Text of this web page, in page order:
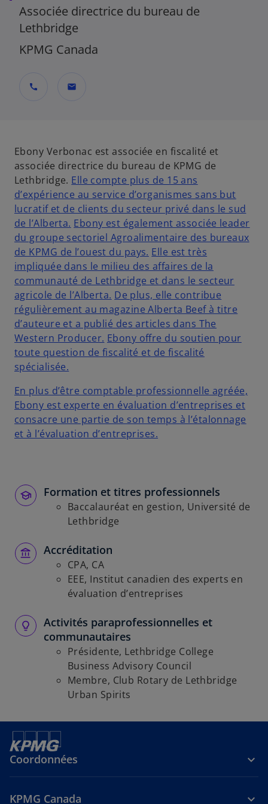
Associée directrice du bureau de
Lethbridge
KPMG Canada
call mail
Ebony Verbonac est associée en fiscalité et
associée directrice du bureau de KPMG de
Lethbridge. Elle compte plus de 15 ans
d’expérience au service d’organismes sans but
lucratif et de clients du secteur privé dans le sud
de l’Alberta. Ebony est également associée leader
du groupe sectoriel Agroalimentaire des bureaux
de KPMG de l’ouest du pays. Elle est très
impliquée dans le milieu des affaires de la
communauté de Lethbridge et dans le secteur
agricole de l’Alberta. De plus, elle contribue
régulièrement au magazine Alberta Beef à titre
d’auteure et a publié des articles dans The
Western Producer. Ebony offre du soutien pour
toute question de fiscalité et de fiscalité
spécialisée.
En plus d’être comptable professionnelle agréée,
Ebony est experte en évaluation d’entreprises et
consacre une partie de son temps à l’étalonnage
et à l’évaluation d’entreprises.
Formation et titres professionnels
Baccalauréat en gestion, Université de
Lethbridge
Accréditation
CPA, CA
EEE, Institut canadien des experts en
évaluation d’entreprises
Activités paraprofessionnelles et
communautaires
Présidente, Lethbridge College
Business Advisory Council
Membre, Club Rotary de Lethbridge
Urban Spirits
Coordonnées
KPMG Canada